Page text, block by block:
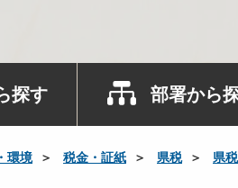
探す 部署から
環境 税金・証紙 県税 県